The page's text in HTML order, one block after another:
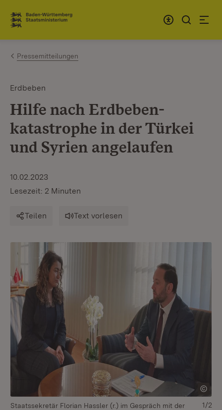
Zum Inhalt springen
Link zur Startseite
Pressemitteilungen
Erdbeben
Hilfe nach Erdbeben­
katastrophe in der Türkei
und Syrien angelaufen
10.02.2023
Lesezeit: 2 Minuten
Teilen Text vorlesen
Staatssekretär Florian Hassler (r.) im Gespräch mit der
1/2